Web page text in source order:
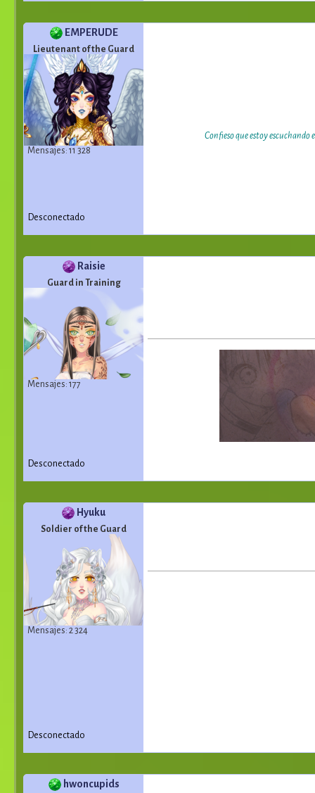
EMPERUDE
Lieutenant of the Guard
Mensajes: 11 328
Confieso que estoy
Desconectado
Raisie
Guard in Training
Mensajes: 177
Desconectado
Hyuku
Soldier of the Guard
Mensajes: 2 324
Desconectado
hwoncupids